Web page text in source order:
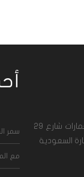
السودان – الخرطوم – العمارات شارع 29
سمر
مع